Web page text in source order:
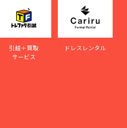
引越＋買取
サービス
ドレスレンタル